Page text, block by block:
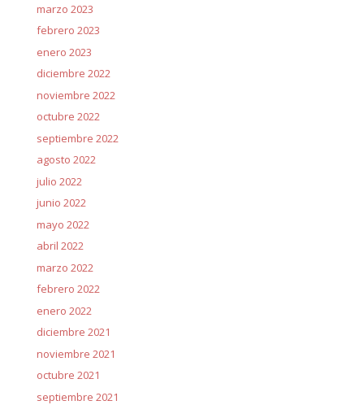
marzo 2023
febrero 2023
enero 2023
diciembre 2022
noviembre 2022
octubre 2022
septiembre 2022
agosto 2022
julio 2022
junio 2022
mayo 2022
abril 2022
marzo 2022
febrero 2022
enero 2022
diciembre 2021
noviembre 2021
octubre 2021
septiembre 2021